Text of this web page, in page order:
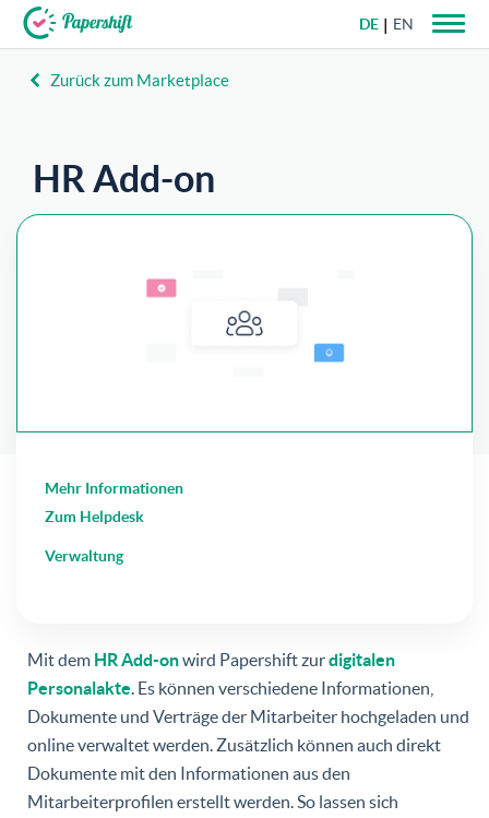
+49 721 50 95 79 69
DE EN
Zurück zum Marketplace
HR Add-on
Mehr Informationen
Zum Helpdesk
Verwaltung
Mit dem HR Add-onwird Papershift zurdigitalen
Personalakte. Es können verschiedene Informationen,
Dokumente und Verträge der Mitarbeiter hochgeladen und
online verwaltet werden. Zusätzlich können auch direkt
Dokumente mit den Informationen aus den
Mitarbeiterprofilen erstellt werden. So lassen sich